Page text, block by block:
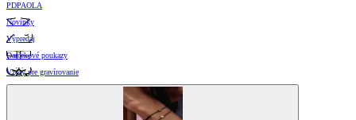
PDPAOLA
Novinky
Výpredaj
Darčekové poukazy
Vzory pre gravírovanie